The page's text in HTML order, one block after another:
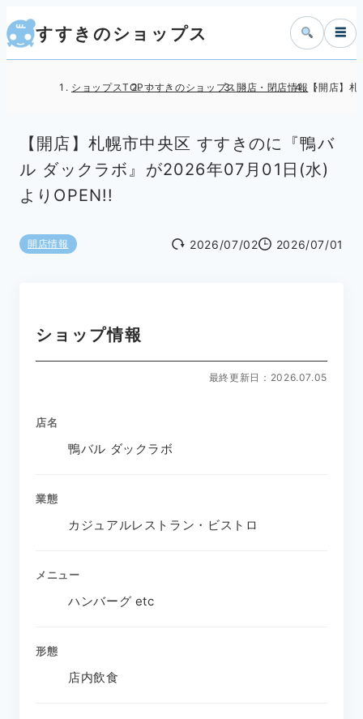
すすきのショップス ☰
ショップスTOPすすきのショップス開店・閉店情報 【開店】
【開店】札幌市中央区 すすきのに『鴨バ
ル ダックラボ』が2026年07月01日(水)
よりOPEN!!
開店情報 2026/07/02 2026/07/01
ショップ情報
最終更新日：2026.07.05
店名
鴨バル ダックラボ
業態
カジュアルレストラン・ビストロ
メニュー
ハンバーグ etc
形態
店内飲食